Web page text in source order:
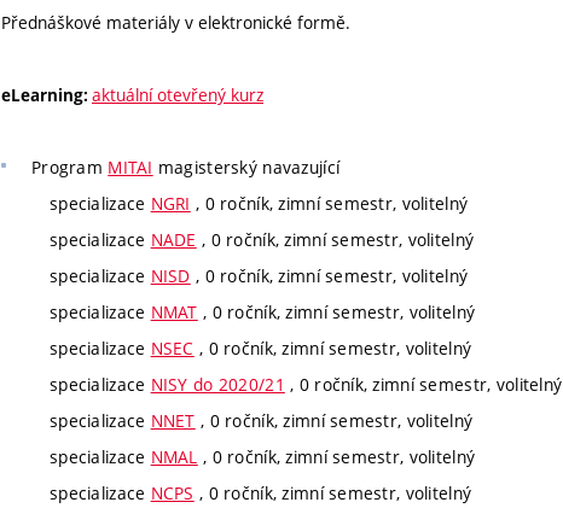
Přednáškové materiály v elektronické formě.
eLearning: aktuální otevřený kurz
Program MITAI magisterský navazující
specializace NGRI , 0 ročník, zimní semestr, volitelný
specializace NADE , 0 ročník, zimní semestr, volitelný
specializace NISD , 0 ročník, zimní semestr, volitelný
specializace NMAT , 0 ročník, zimní semestr, volitelný
specializace NSEC , 0 ročník, zimní semestr, volitelný
specializace NISY do 2020/21 , 0 ročník, zimní semestr, volitelný
specializace NNET , 0 ročník, zimní semestr, volitelný
specializace NMAL , 0 ročník, zimní semestr, volitelný
specializace NCPS , 0 ročník, zimní semestr, volitelný